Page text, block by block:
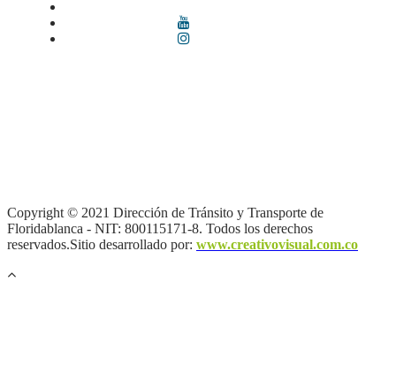
Copyright © 2021 Dirección de Tránsito y Transporte de
Floridablanca - NIT: 800115171-8. Todos los derechos
reservados.Sitio desarrollado por: www.creativovisual.com.co